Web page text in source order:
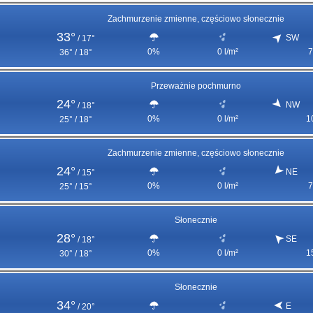
Zachmurzenie zmienne, częściowo słonecznie
33° / 17°
36° / 18°
0% 0 l/m²
SW
Przeważnie pochmurno
24° / 18°
25° / 18°
0% 0 l/m²
NW
Zachmurzenie zmienne, częściowo słonecznie
24° / 15°
25° / 15°
0% 0 l/m²
NE
Słonecznie
28° / 18°
30° / 18°
0% 0 l/m²
SE
Słonecznie
34° / 20° E